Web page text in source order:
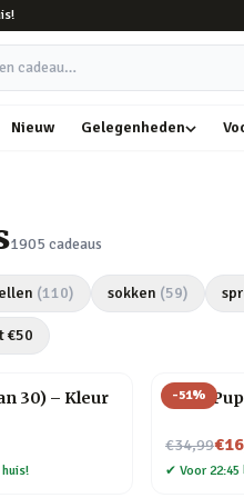
Nieuw Gelegenheden
1905 cadeaus
(110) sokken (59)
€50
30) – Kleur -51%
Slush
€34,99
Nu voor
✔ Voor